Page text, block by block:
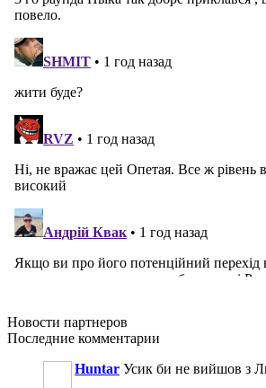
Новости партнеров
Последние комментарии
Huntar Усик би не вийшов з